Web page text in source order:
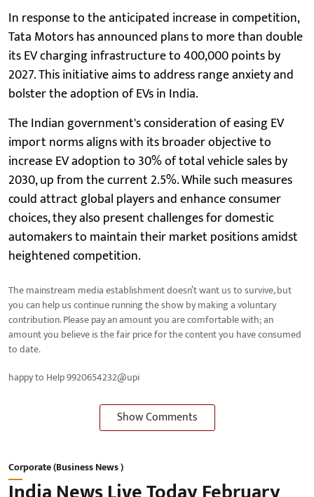
In response to the anticipated increase in competition,
Tata Motors has announced plans to more than double
its EV charging infrastructure to 400,000 points by
2027. This initiative aims to address range anxiety and
bolster the adoption of EVs in India.
The Indian government's consideration of easing EV
import norms aligns with its broader objective to
increase EV adoption to 30% of total vehicle sales by
2030, up from the current 2.5%. While such measures
could attract global players and enhance consumer
choices, they also present challenges for domestic
automakers to maintain their market positions amidst
heightened competition.
The mainstream media establishment doesn’t want us to survive, but
you can help us continue running the show by making a voluntary
contribution. Please pay an amount you are comfortable with; an
amount you believe is the fair price for the content you have consumed
to date.
happy to Help 9920654232@upi
Show Comments
Corporate (Business News )